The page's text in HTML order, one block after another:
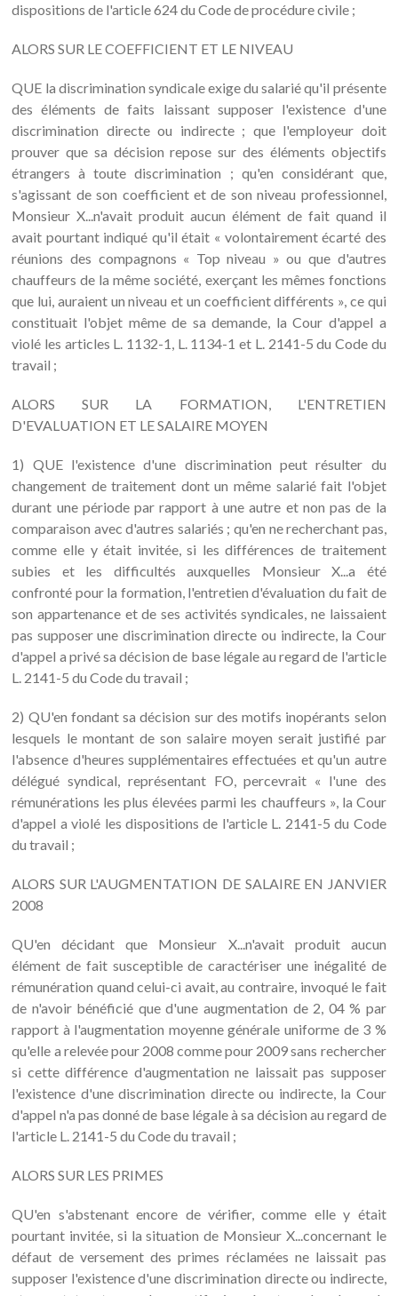
dispositions de l'article 624 du Code de procédure civile ;
ALORS SUR LE COEFFICIENT ET LE NIVEAU
QUE la discrimination syndicale exige du salarié qu'il présente
des éléments de faits laissant supposer l'existence d'une
discrimination directe ou indirecte ; que l'employeur doit
prouver que sa décision repose sur des éléments objectifs
étrangers à toute discrimination ; qu'en considérant que,
s'agissant de son coefficient et de son niveau professionnel,
Monsieur X...n'avait produit aucun élément de fait quand il
avait pourtant indiqué qu'il était « volontairement écarté des
réunions des compagnons « Top niveau » ou que d'autres
chauffeurs de la même société, exerçant les mêmes fonctions
que lui, auraient un niveau et un coefficient différents », ce qui
constituait l'objet même de sa demande, la Cour d'appel a
violé les articles L. 1132-1, L. 1134-1 et L. 2141-5 du Code du
travail ;
ALORS SUR LA FORMATION, L'ENTRETIEN
D'EVALUATION ET LE SALAIRE MOYEN
1) QUE l'existence d'une discrimination peut résulter du
changement de traitement dont un même salarié fait l'objet
durant une période par rapport à une autre et non pas de la
comparaison avec d'autres salariés ; qu'en ne recherchant pas,
comme elle y était invitée, si les différences de traitement
subies et les difficultés auxquelles Monsieur X...a été
confronté pour la formation, l'entretien d'évaluation du fait de
son appartenance et de ses activités syndicales, ne laissaient
pas supposer une discrimination directe ou indirecte, la Cour
d'appel a privé sa décision de base légale au regard de l'article
L. 2141-5 du Code du travail ;
2) QU'en fondant sa décision sur des motifs inopérants selon
lesquels le montant de son salaire moyen serait justifié par
l'absence d'heures supplémentaires effectuées et qu'un autre
délégué syndical, représentant FO, percevrait « l'une des
rémunérations les plus élevées parmi les chauffeurs », la Cour
d'appel a violé les dispositions de l'article L. 2141-5 du Code
du travail ;
ALORS SUR L'AUGMENTATION DE SALAIRE EN JANVIER
2008
QU'en décidant que Monsieur X...n'avait produit aucun
élément de fait susceptible de caractériser une inégalité de
rémunération quand celui-ci avait, au contraire, invoqué le fait
de n'avoir bénéficié que d'une augmentation de 2, 04 % par
rapport à l'augmentation moyenne générale uniforme de 3 %
qu'elle a relevée pour 2008 comme pour 2009 sans rechercher
si cette différence d'augmentation ne laissait pas supposer
l'existence d'une discrimination directe ou indirecte, la Cour
d'appel n'a pas donné de base légale à sa décision au regard de
l'article L. 2141-5 du Code du travail ;
ALORS SUR LES PRIMES
QU'en s'abstenant encore de vérifier, comme elle y était
pourtant invitée, si la situation de Monsieur X...concernant le
défaut de versement des primes réclamées ne laissait pas
supposer l'existence d'une discrimination directe ou indirecte,